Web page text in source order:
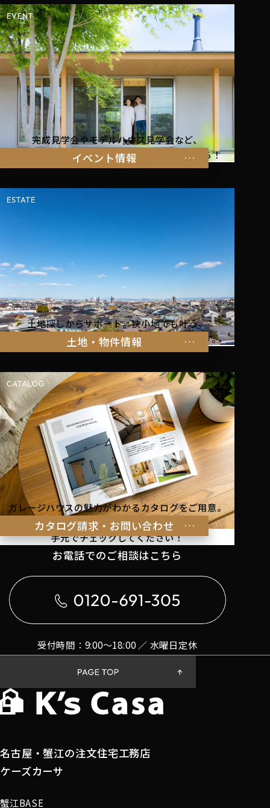
イベント情報
完成見学会やモデルハウス見学会など、
暮らしを体感できるイベント情報はこちらから！
土地・物件情報
土地探しからサポート。狭小地でも叶う、
家族の暮らしにぴったりな物件をご紹介します。
カタログ請求・お問い合わせ
ガレージハウスの魅力がわかるカタログをご用意。
理想の暮らしのヒントを
手元でチェックしてください！
お電話でのご相談はこちら
受付時間：9:00〜18:00 ／ 水曜日定休
名古屋・蟹江の注文住宅工務店
ケーズカーサ
蟹江BASE